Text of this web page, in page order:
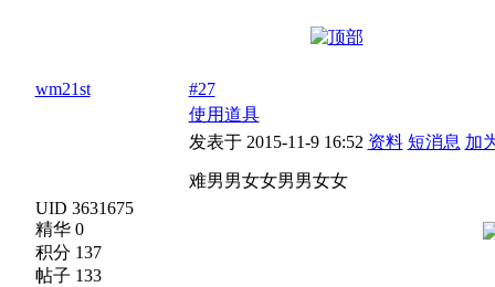
wm21st
UID 3631675
精华 0
积分 137
帖子 133
#27
使用道具
发表于 2015-11-9 16:52 资料 短消息 加
难男男女女男男女女